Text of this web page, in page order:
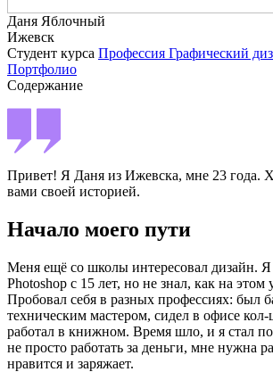
Даня Яблочный
Ижевск
Студент курса Профессия Графический
Портфолио
Содержание
Привет! Я Даня из Ижевска, мне 23 года.
вами своей историей.
Начало моего пути
Меня ещё со школы интересовал дизайн. Я
Photoshop с 15 лет, но не знал, как на этом
Пробовал себя в разных профессиях: был
техническим мастером, сидел в офисе кол-
работал в книжном. Время шло, и я стал
не просто работать за деньги, мне нужна
нравится и заряжает.